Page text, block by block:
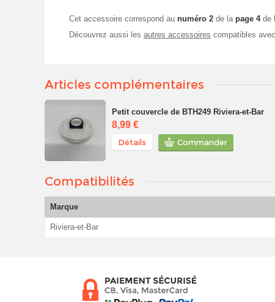
Cet accessoire correspond au numéro 2 de la page 4de
Découvrez aussi les autres accessoires compatibles
Articles complémentaires
Petit couvercle de BTH249 Riviera-et-Bar
8,99 €
Détails Commander
Compatibilités
Marque
Riviera-et-Bar